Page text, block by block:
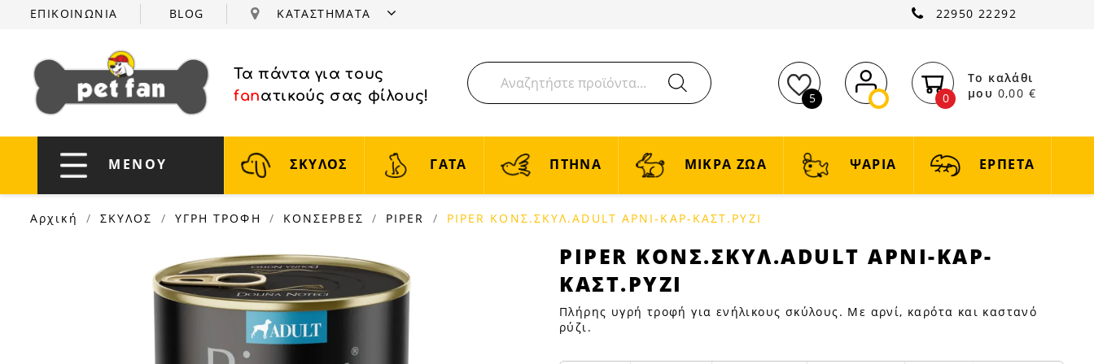
ΕΠΙΚΟΙΝΩΝΙΑ BLOG ΚΑΤΑΣΤΗΜΑΤΑ 22950 22292
Τα πάντα για τους
fanατικούς σας φίλους! 5 0
Το καλάθι
μου 0,00 €
ΜΕΝΟΥ ΣΚΥΛΟΣ ΓΑΤΑ ΠΤΗΝΑ ΜΙΚΡΑ ΖΩΑ ΨΑΡΙΑ ΕΡΠΕΤΑ
Αρχική ΣΚΥΛΟΣ ΥΓΡΗ ΤΡΟΦΗ ΚΟΝΣΕΡΒΕΣ PIPER PIPER ΚΟΝΣ.ΣΚΥΛ.ADULT ΑΡΝΙ-ΚΑΡ-ΚΑΣΤ.ΡΥΖΙ
PIPER
ΚΟΝΣ.ΣΚΥΛ.ADULT
ΑΡΝΙ-
ΚΑΡ-
ΚΑΣΤ.ΡΥΖΙ
PIPER ΚΟΝΣ.ΣΚΥΛ.ADULT ΑΡΝΙ-ΚΑΡ-
ΚΑΣΤ.ΡΥΖΙ
Πλήρης υγρή τροφή για ενήλικους σκύλους. Με αρνί, καρότα και καστανό
ρύζι.